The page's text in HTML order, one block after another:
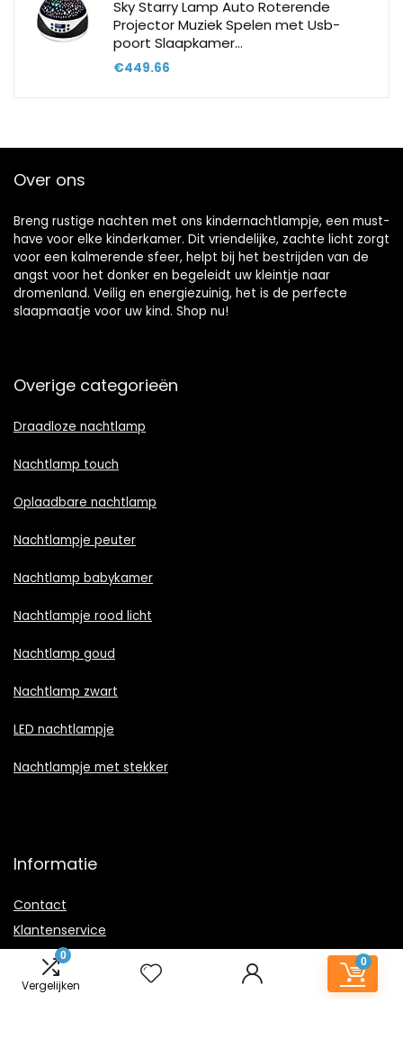
0
Vergelijken
0
Sky Starry Lamp Auto Roterende
Projector Muziek Spelen met Usb-
poort Slaapkamer…
€449.66
Over ons
Breng rustige nachten met ons kindernachtlampje, een must-
have voor elke kinderkamer. Dit vriendelijke, zachte licht zorgt
voor een kalmerende sfeer, helpt bij het bestrijden van de
angst voor het donker en begeleidt uw kleintje naar
dromenland. Veilig en energiezuinig, het is de perfecte
slaapmaatje voor uw kind. Shop nu!
Overige categorieën
Draadloze nachtlamp
Nachtlamp touch
Oplaadbare nachtlamp
Nachtlampje peuter
Nachtlamp babykamer
Nachtlampje rood licht
Nachtlamp goud
Nachtlamp zwart
LED nachtlampje
Nachtlampje met stekker
Informatie
Contact
Klantenservice
Over ons
Onze webshops